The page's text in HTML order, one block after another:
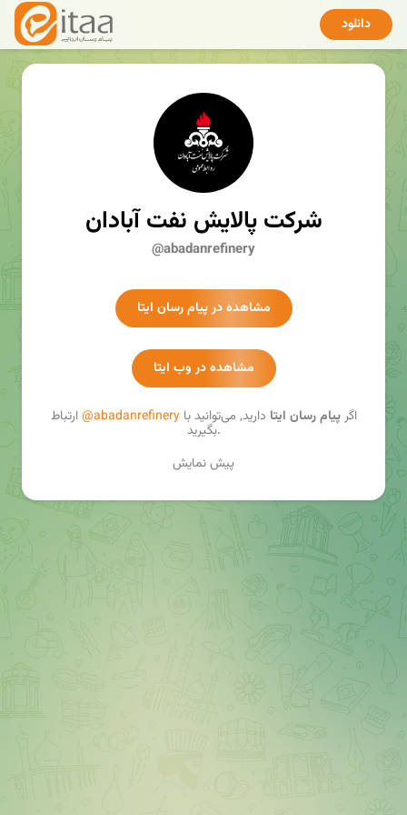
دانلود
شرکت پالایش نفت آبادان
@abadanrefinery
مشاهده در پیام رسان ایتا
مشاهده در وب ایتا
اگرپیام رسان ایتا دارید, می‌توانید با@abadanrefineryارتباط
بگیرید.
پیش نمایش